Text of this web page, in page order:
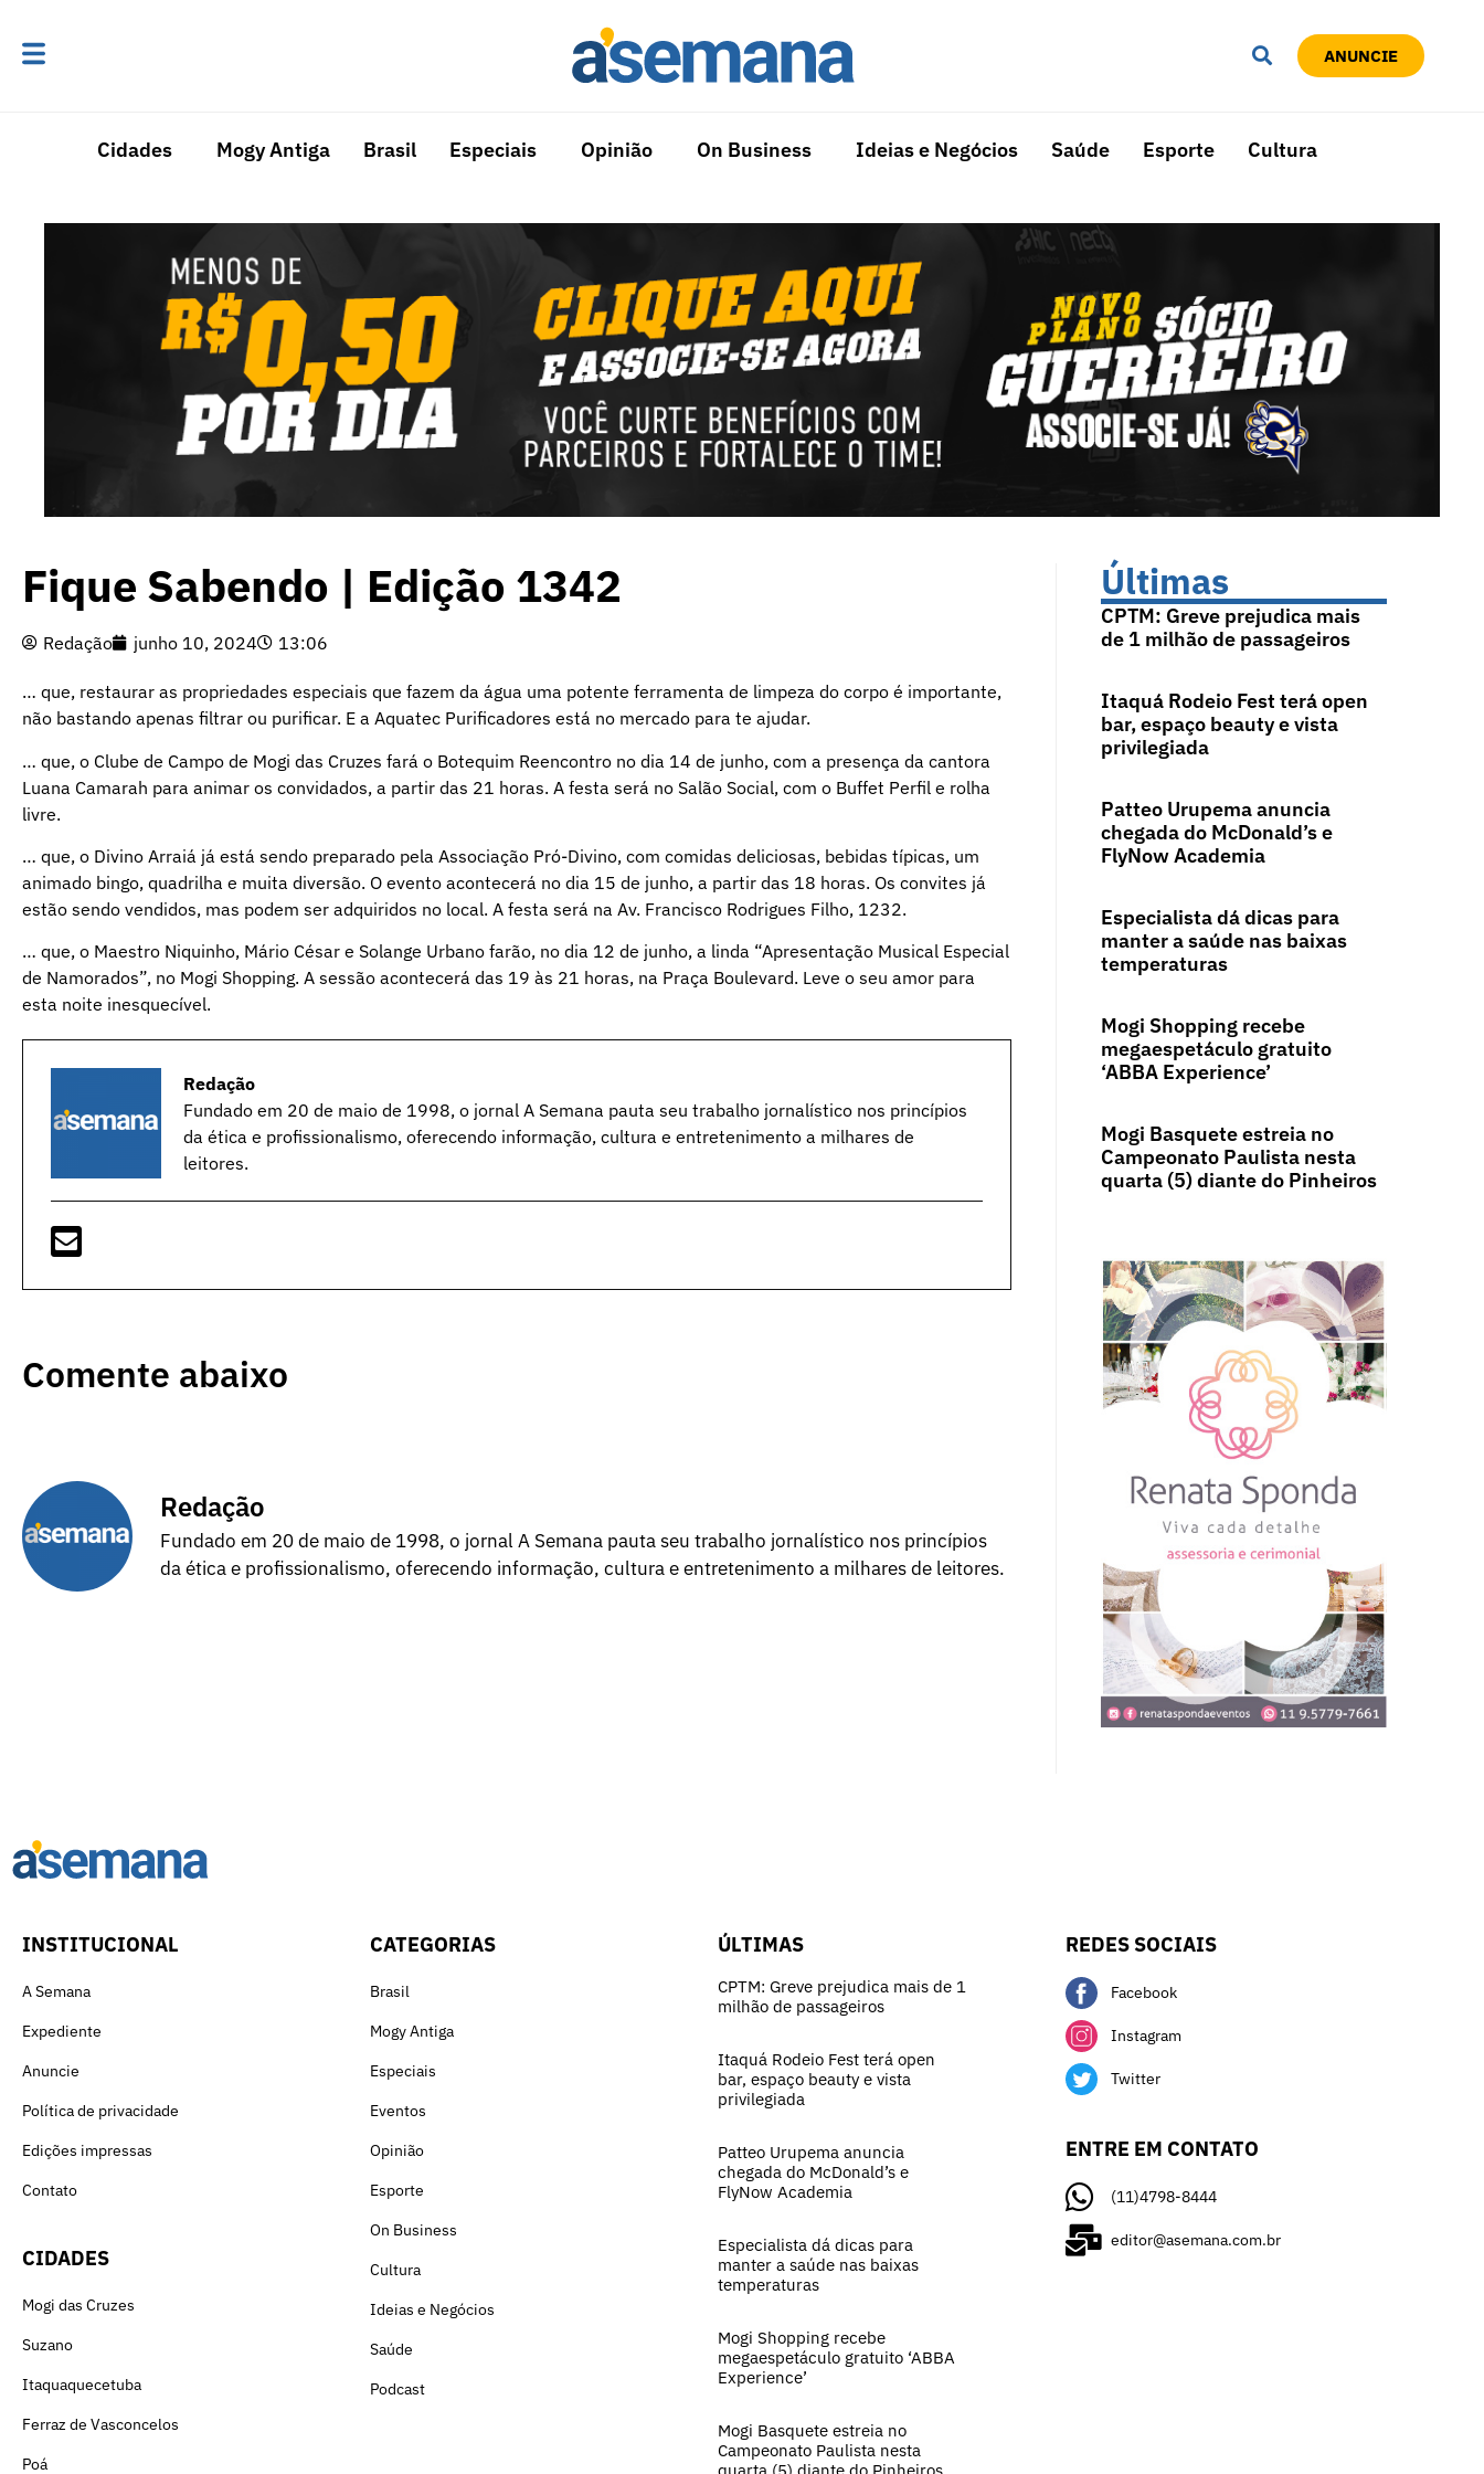
ANUNCIE
Cidades Mogy Antiga Brasil Especiais Opinião On Business Ideias e Negócios Saúde Esporte Cultura
Fique Sabendo | Edição 1342
Redação junho 10, 2024 13:06
… que, restaurar as propriedades especiais que fazem da água uma potente ferramenta de limpeza do corpo é importante,
não bastando apenas filtrar ou purificar. E a Aquatec Purificadores está no mercado para te ajudar.
… que, o Clube de Campo de Mogi das Cruzes fará o Botequim Reencontro no dia 14 de junho, com a presença da cantora
Luana Camarah para animar os convidados, a partir das 21 horas. A festa será no Salão Social, com o Buffet Perfil e rolha
livre.
… que, o Divino Arraiá já está sendo preparado pela Associação Pró-Divino, com comidas deliciosas, bebidas típicas, um
animado bingo, quadrilha e muita diversão. O evento acontecerá no dia 15 de junho, a partir das 18 horas. Os convites já
estão sendo vendidos, mas podem ser adquiridos no local. A festa será na Av. Francisco Rodrigues Filho, 1232.
… que, o Maestro Niquinho, Mário César e Solange Urbano farão, no dia 12 de junho, a linda “Apresentação Musical Especial
de Namorados”, no Mogi Shopping. A sessão acontecerá das 19 às 21 horas, na Praça Boulevard. Leve o seu amor para
esta noite inesquecível.
Redação
Fundado em 20 de maio de 1998, o jornal A Semana pauta seu trabalho jornalístico nos princípios
da ética e profissionalismo, oferecendo informação, cultura e entretenimento a milhares de
leitores.
Comente abaixo
Redação
Fundado em 20 de maio de 1998, o jornal A Semana pauta seu trabalho jornalístico nos princípios
da ética e profissionalismo, oferecendo informação, cultura e entretenimento a milhares de leitores.
Últimas
CPTM: Greve prejudica mais
de 1 milhão de passageiros
Itaquá Rodeio Fest terá open
bar, espaço beauty e vista
privilegiada
Patteo Urupema anuncia
chegada do McDonald’s e
FlyNow Academia
Especialista dá dicas para
manter a saúde nas baixas
temperaturas
Mogi Shopping recebe
megaespetáculo gratuito
‘ABBA Experience’
Mogi Basquete estreia no
Campeonato Paulista nesta
quarta (5) diante do Pinheiros
INSTITUCIONAL
A Semana
Expediente
Anuncie
Política de privacidade
Edições impressas
Contato
CIDADES
Mogi das Cruzes
Suzano
Itaquaquecetuba
Ferraz de Vasconcelos
Poá
CATEGORIAS
Brasil
Mogy Antiga
Especiais
Eventos
Opinião
Esporte
On Business
Cultura
Ideias e Negócios
Saúde
Podcast
ÚLTIMAS
CPTM: Greve prejudica mais de 1
milhão de passageiros
Itaquá Rodeio Fest terá open
bar, espaço beauty e vista
privilegiada
Patteo Urupema anuncia
chegada do McDonald’s e
FlyNow Academia
Especialista dá dicas para
manter a saúde nas baixas
temperaturas
Mogi Shopping recebe
megaespetáculo gratuito ‘ABBA
Experience’
Mogi Basquete estreia no
Campeonato Paulista nesta
REDES SOCIAIS
Facebook
Instagram
Twitter
ENTRE EM CONTATO
(11)4798-8444
editor@asemana.com.br